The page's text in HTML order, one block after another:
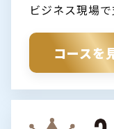
ビジネス現場
コースを